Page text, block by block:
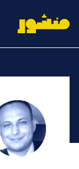
الصفحة الرئيسية